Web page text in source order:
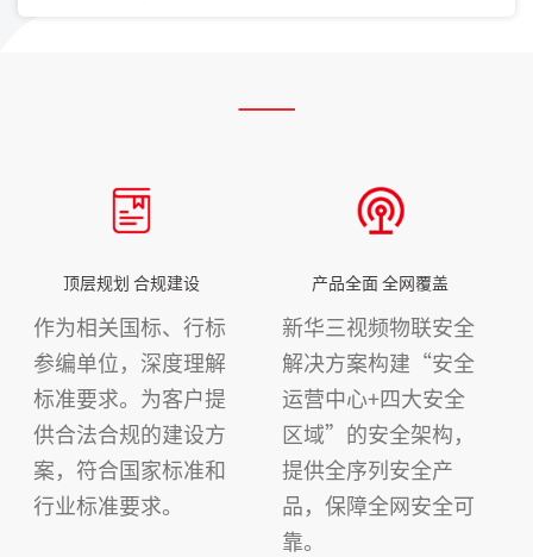
顶层规划 合规建设
作为相关国标、行标
参编单位，深度理解
标准要求。为客户提
供合法合规的建设方
案，符合国家标准和
行业标准要求。
产品全面 全网覆盖
新华三视频物联安全
解决方案构建“安全
运营中心+四大安全
区域”的安全架构，
提供全序列安全产
品，保障全网安全可
靠。